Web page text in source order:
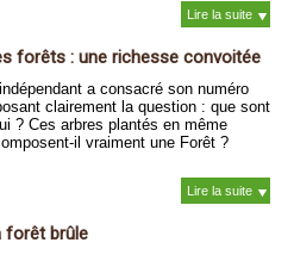
Lire la suite
forêts : une richesse convoitée
a consacré son numéro
clairement la question : que sont
? Ces arbres plantés en même
il vraiment une Forêt ?
Lire la suite
forêt brûle